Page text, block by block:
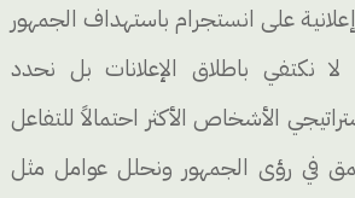
على انستجرام باستهداف الجمهور
لا نكتفي باطلاق الإعلانات بل نحدد
الأشخاص الأكثر احتمالاً للتفاعل
في رؤى الجمهور ونحلل عوامل مثل